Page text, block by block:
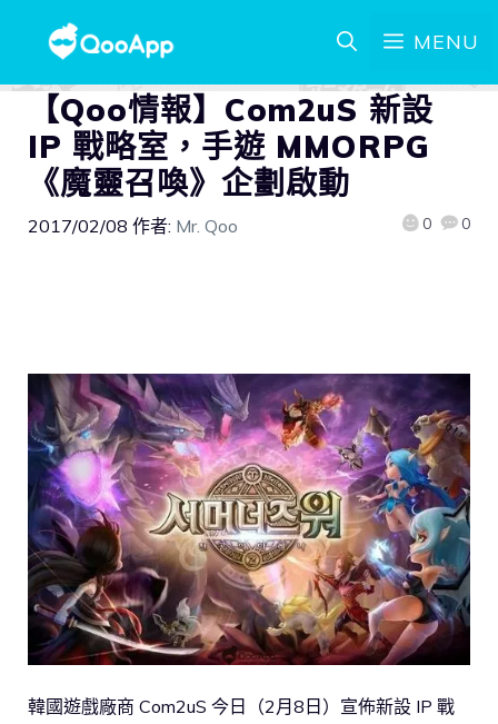
MENU
【Qoo情報】Com2uS 新設
IP 戰略室，手遊 MMORPG
《魔靈召喚》企劃啟動
2017/02/08 作者: Mr. Qoo 0 0
韓國遊戲廠商 Com2uS 今日（2月8日）宣佈新設 IP 戰